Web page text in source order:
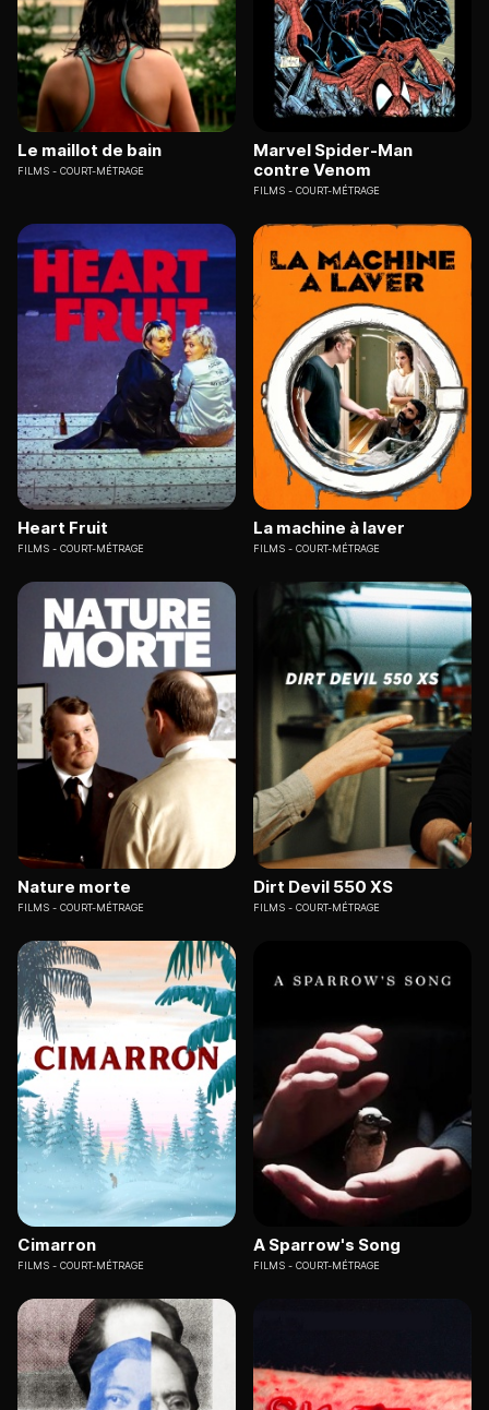
Le maillot de bain
FILMS COURT-MÉTRAGE
Marvel Spider-Man
contre Venom
FILMS COURT-MÉTRAGE
Heart Fruit
FILMS COURT-MÉTRAGE
La machine à laver
FILMS COURT-MÉTRAGE
Nature morte
FILMS COURT-MÉTRAGE
Dirt Devil 550 XS
FILMS COURT-MÉTRAGE
Cimarron
FILMS COURT-MÉTRAGE
A Sparrow's Song
FILMS COURT-MÉTRAGE